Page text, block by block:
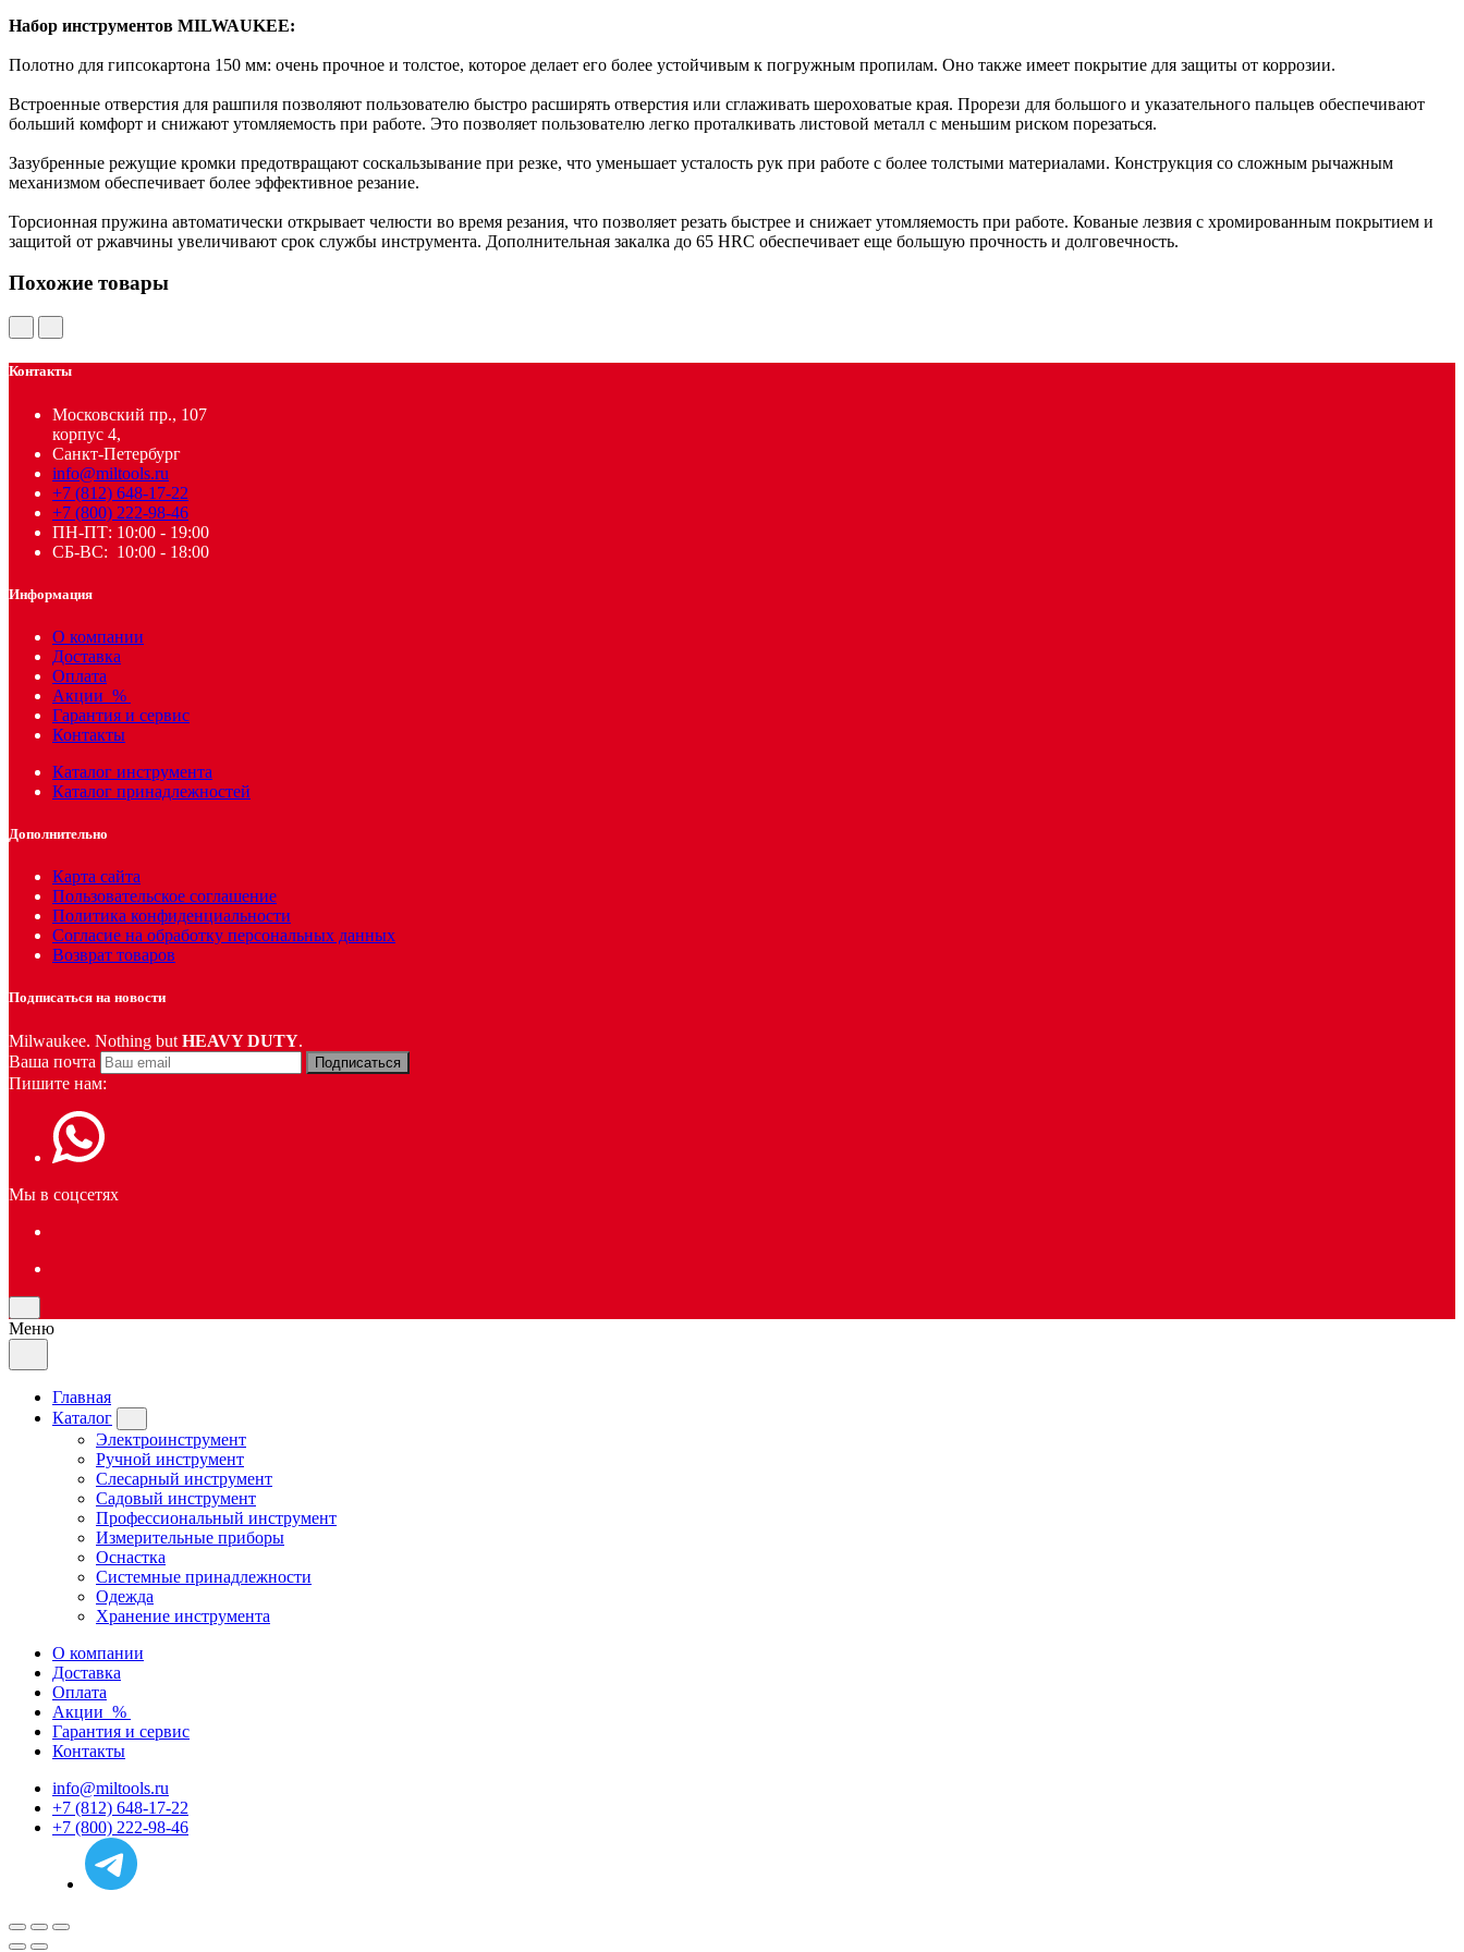
Набор инструментов MILWAUKEE:
Полотно для гипсокартона 150 мм: очень прочное и толстое, которое делает его более устойчивым к погружным пропилам. Оно также имеет покрытие для защиты от коррозии.
Встроенные отверстия для рашпиля позволяют пользователю быстро расширять отверстия или сглаживать шероховатые края. Прорези для большого и указательного пальцев обеспечивают
больший комфорт и снижают утомляемость при работе. Это позволяет пользователю легко проталкивать листовой металл с меньшим риском порезаться.
Зазубренные режущие кромки предотвращают соскальзывание при резке, что уменьшает усталость рук при работе с более толстыми материалами. Конструкция со сложным рычажным
механизмом обеспечивает более эффективное резание.
Торсионная пружина автоматически открывает челюсти во время резания, что позволяет резать быстрее и снижает утомляемость при работе. Кованые лезвия с хромированным покрытием и
защитой от ржавчины увеличивают срок службы инструмента. Дополнительная закалка до 65 HRC обеспечивает еще большую прочность и долговечность.
Похожие товары
Контакты
Московский пр., 107
корпус 4,
Санкт-Петербург
info@miltools.ru
+7 (812) 648-17-22
+7 (800) 222-98-46
ПН-ПТ: 10:00 - 19:00
СБ-ВС: 10:00 - 18:00
Информация
О компании
Доставка
Оплата
Акции %
Гарантия и сервис
Контакты
Каталог инструмента
Каталог принадлежностей
Дополнительно
Карта сайта
Пользовательское соглашение
Политика конфиденциальности
Согласие на обработку персональных данных
Возврат товаров
Подписаться на новости
Milwaukee. Nothing but HEAVY DUTY.
Ваша почта
Подписаться
Пишите нам:
Мы в соцсетях
Меню
Главная
Каталог
Электроинструмент
Ручной инструмент
Слесарный инструмент
Садовый инструмент
Профессиональный инструмент
Измерительные приборы
Оснастка
Системные принадлежности
Одежда
Хранение инструмента
О компании
Доставка
Оплата
Акции %
Гарантия и сервис
Контакты
info@miltools.ru
+7 (812) 648-17-22
+7 (800) 222-98-46